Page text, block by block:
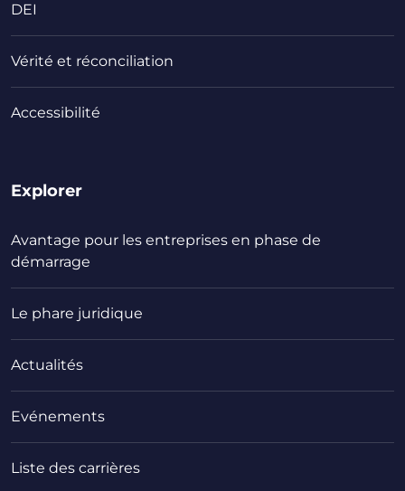
DEI
Vérité et réconciliation
Accessibilité
Explorer
Avantage pour les entreprises en phase de
démarrage
Le phare juridique
Actualités
Evénements
Liste des carrières